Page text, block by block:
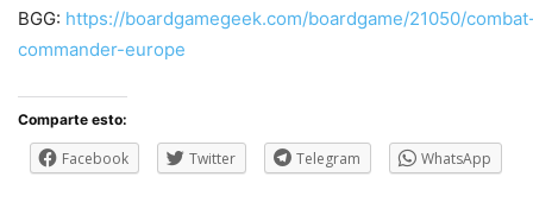
BGG: https://boardgamegeek.com/boardgame/21050/
commander-europe
Comparte esto:
Facebook Twitter Telegram WhatsApp